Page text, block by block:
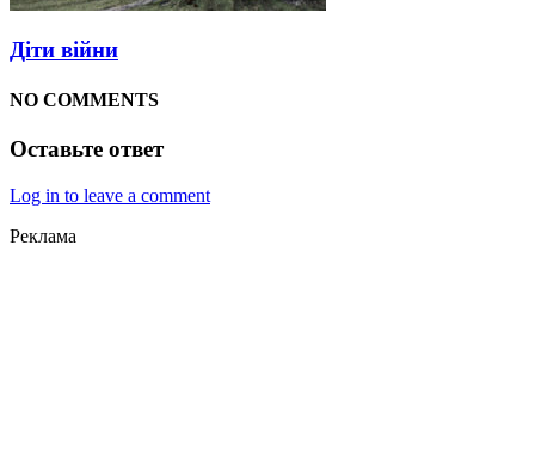
Діти війни
NO COMMENTS
Оставьте ответ
Log in to leave a comment
Реклама